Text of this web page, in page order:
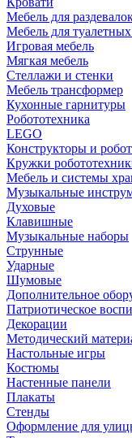
Мебель для
Мебель для
Игровая мебель
Мягкая мебель
Стеллажи и стенки
Мебель трансформер
Кухонные гарнитуры
Робототехника
LEGO
Конструкторы и
Кружки
Мебель и системы
Музыкальные
Духовые
Клавишные
Музыкальные наборы
Струнные
Ударные
Шумовые
Дополнительное
Патриотическое
Декорации
Методический
Настольные игры
Костюмы
Настенные панели
Плакаты
Стенды
Оформление для